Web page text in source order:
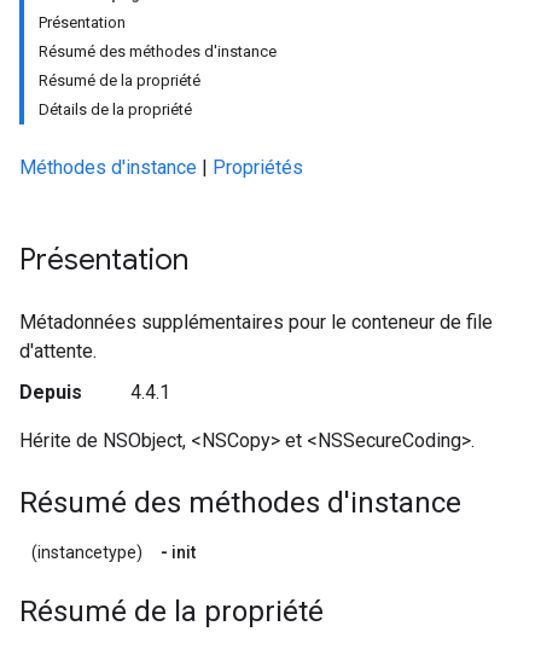
Présentation
Résumé des méthodes d'instance
Résumé de la propriété
Détails de la propriété
Méthodes d'instance | Propriétés
Présentation
Métadonnées supplémentaires pour le conteneur de file
d'attente.
Depuis
4.4.1
Hérite de NSObject, <NSCopy> et <NSSecureCoding>.
Résumé des méthodes d'instance
(instancetype) - init
Résumé de la propriété